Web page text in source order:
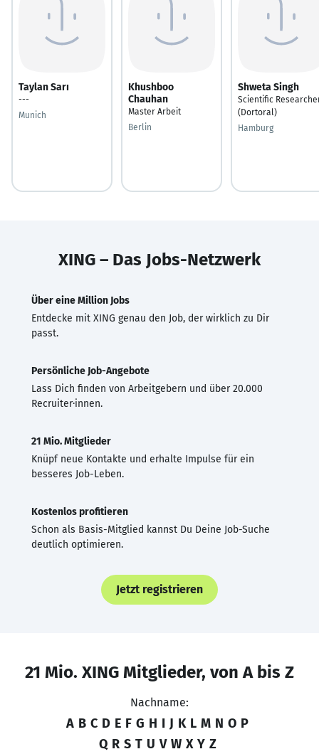
Taylan Sarı
---
Munich
Khushboo
Chauhan
Master Arbeit
Berlin
Shweta Singh
Scientific
(Dortoral)
Hamburg
XING – Das Jobs-Netzwerk
Über eine Million Jobs
Entdecke mit XING genau den Job, der wirklich zu Dir
passt.
Persönliche Job-Angebote
Lass Dich finden von Arbeitgebern und über 20.000
Recruiter·innen.
21 Mio. Mitglieder
Knüpf neue Kontakte und erhalte Impulse für ein
besseres Job-Leben.
Kostenlos profitieren
Schon als Basis-Mitglied kannst Du Deine Job-Suche
deutlich optimieren.
Jetzt registrieren
21 Mio. XING Mitglieder, von A bis Z
Nachname:
A B C D E F G H I J K L M N O P
Q R S T U V W X Y Z